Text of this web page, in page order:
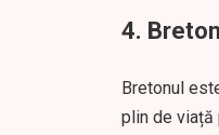
4.
Bretonul
plin de viață